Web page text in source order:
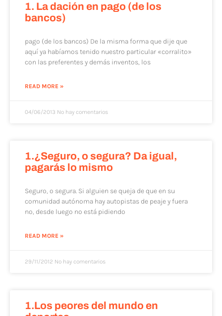
1. La dación en pago (de los
bancos)
pago (de los bancos) De la misma forma que dije que
aquí ya habíamos tenido nuestro particular «corralito»
con las preferentes y demás inventos, los
READ MORE »
04/06/2013 No hay comentarios
1.¿Seguro, o segura? Da igual,
pagarás lo mismo
Seguro, o segura. Si alguien se queja de que en su
comunidad autónoma hay autopistas de peaje y fuera
no, desde luego no está pidiendo
READ MORE »
29/11/2012 No hay comentarios
1.Los peores del mundo en